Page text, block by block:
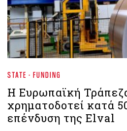
STATE - FUNDING
Η Ευρωπαϊκή
χρηματοδοτεί κατά
επένδυση της Elval